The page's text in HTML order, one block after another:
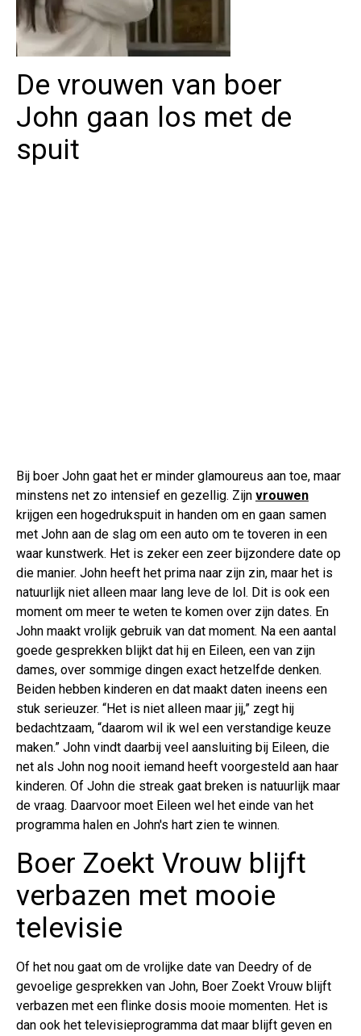
De vrouwen van boer
John gaan los met de
spuit
Bij boer John gaat het er minder glamoureus aan toe, maar
minstens net zo intensief en gezellig. Zijn vrouwen
krijgen een hogedrukspuit in handen om en gaan samen
met John aan de slag om een auto om te toveren in een
waar kunstwerk. Het is zeker een zeer bijzondere date op
die manier. John heeft het prima naar zijn zin, maar het is
natuurlijk niet alleen maar lang leve de lol. Dit is ook een
moment om meer te weten te komen over zijn dates. En
John maakt vrolijk gebruik van dat moment. Na een aantal
goede gesprekken blijkt dat hij en Eileen, een van zijn
dames, over sommige dingen exact hetzelfde denken.
Beiden hebben kinderen en dat maakt daten ineens een
stuk serieuzer. “Het is niet alleen maar jij,” zegt hij
bedachtzaam, “daarom wil ik wel een verstandige keuze
maken.” John vindt daarbij veel aansluiting bij Eileen, die
net als John nog nooit iemand heeft voorgesteld aan haar
kinderen. Of John die streak gaat breken is natuurlijk maar
de vraag. Daarvoor moet Eileen wel het einde van het
programma halen en John's hart zien te winnen.
Boer Zoekt Vrouw blijft
verbazen met mooie
televisie
Of het nou gaat om de vrolijke date van Deedry of de
gevoelige gesprekken van John, Boer Zoekt Vrouw blijft
verbazen met een flinke dosis mooie momenten. Het is
dan ook het televisieprogramma dat maar blijft geven en